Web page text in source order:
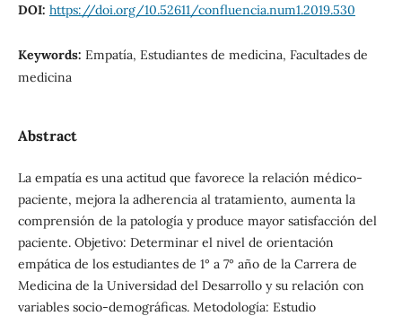
DOI: https://doi.org/10.52611/confluencia.num1.2019.530
Keywords: Empatía, Estudiantes de medicina, Facultades de
medicina
Abstract
La empatía es una actitud que favorece la relación médico-
paciente, mejora la adherencia al tratamiento, aumenta la
comprensión de la patología y produce mayor satisfacción del
paciente. Objetivo: Determinar el nivel de orientación
empática de los estudiantes de 1° a 7° año de la Carrera de
Medicina de la Universidad del Desarrollo y su relación con
variables socio-demográficas. Metodología: Estudio